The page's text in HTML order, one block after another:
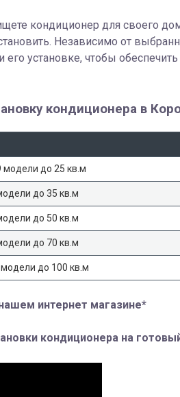
кондиционер для своего
Независимо от
установке, чтобы
кондиционера в
модели до 25 кв.м
до 35 кв.м
до 50 кв.м
до 70 кв.м
до 100 кв.м
интернет магазине*
кондиционера на